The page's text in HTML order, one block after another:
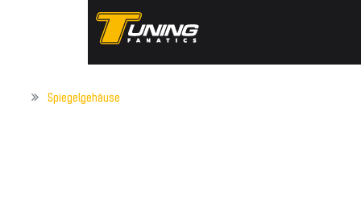
Spiegelgehäuse